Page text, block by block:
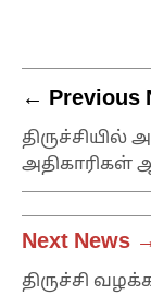
← Previous
Next News
திருச்சி